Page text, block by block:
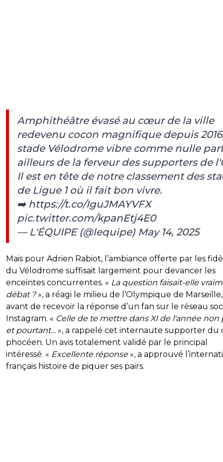
Amphithéâtre évasé au cœur de la ville
redevenu cocon magnifique depuis
stade Vélodrome vibre comme nulle
ailleurs de la ferveur des supporters de
Il est en tête de notre classement des
de Ligue 1 où il fait bon vivre.
➡️ https://t.co/IguJMAYVFX
pic.twitter.com/kpanEtj4E0
— L'ÉQUIPE (@lequipe) May 14, 2025
Mais pour Adrien Rabiot, l’ambiance offerte par les
du Vélodrome suffisait largement pour devancer les
enceintes concurrentes. « La question faisait-elle
débat ?», a réagi le milieu de l’Olympique de Marseille,
avant de recevoir la réponse d’un fan sur le réseau
Instagram. « Celle de te mettre dans XI de l'année non
et pourtant… », a rappelé cet internaute supporter du
phocéen. Un avis totalement validé par le principal
intéressé. « Excellente réponse», a approuvé
français histoire de piquer ses pairs.